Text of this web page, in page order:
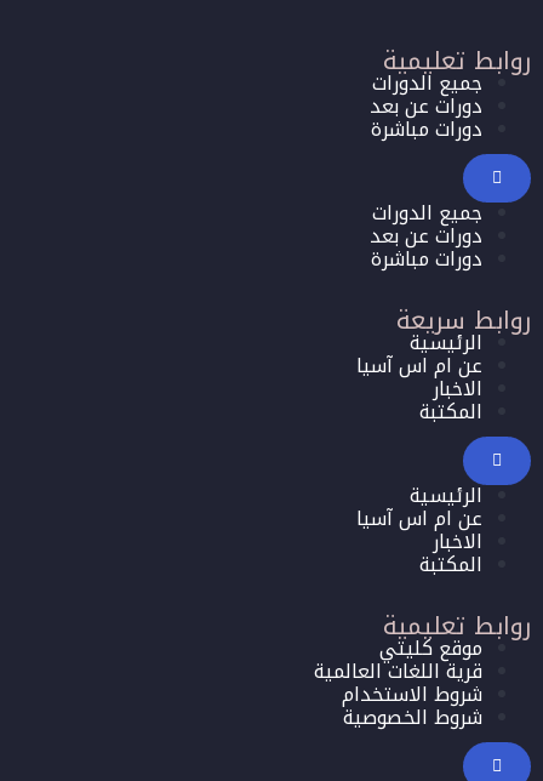
روابط تعليمية
جميع الدورات
دورات عن بعد
دورات مباشرة
جميع الدورات
دورات عن بعد
دورات مباشرة
روابط سريعة
الرئيسية
عن ام اس آسيا
الاخبار
المكتبة
الرئيسية
عن ام اس آسيا
الاخبار
المكتبة
روابط تعليمية
موقع كليتي
قرية اللغات العالمية
شروط الاستخدام
شروط الخصوصية